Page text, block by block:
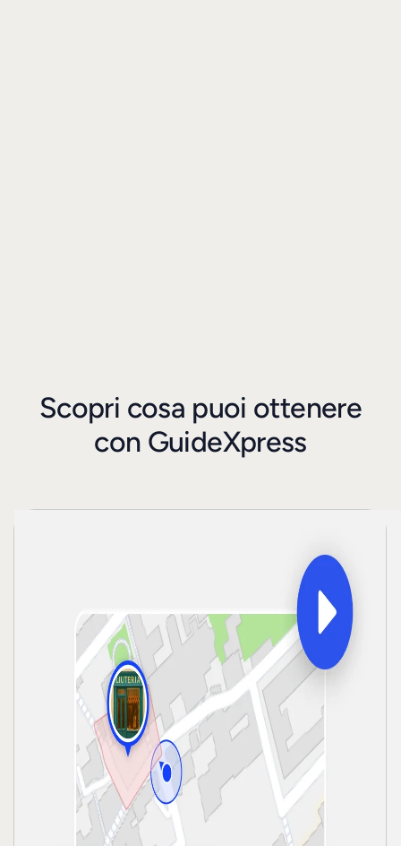
Scopri cosa puoi ottenere
con GuideXpress